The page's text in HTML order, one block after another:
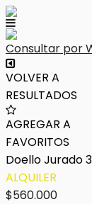
Consultar por
VOLVER A
RESULTADOS
AGREGAR A
FAVORITOS
Doello Jurado
ALQUILER
$560.000